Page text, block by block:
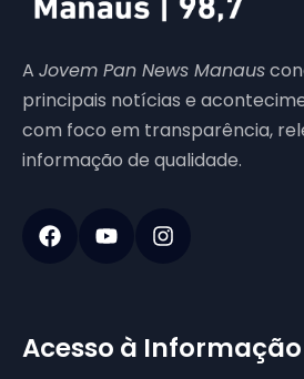
A Jovem Pan News Manaus
principais notícias e
com foco em transparência,
informação de qualidade.
Acesso à Informação